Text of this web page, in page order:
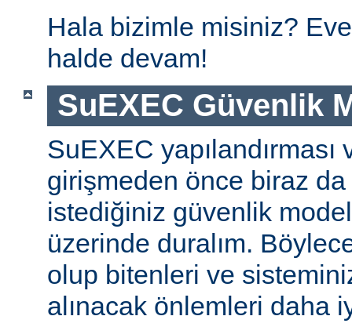
Hala bizimle misiniz?
halde devam!
SuEXEC Güvenlik
SuEXEC
girişmeden önce biraz
istediğiniz güvenlik
üzerinde duralım.
olup bitenleri ve
alınacak önlemleri daha